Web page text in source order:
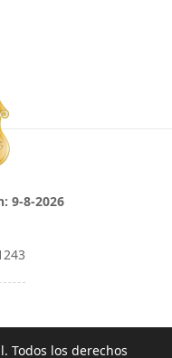
9-8-2026
Todos los derechos